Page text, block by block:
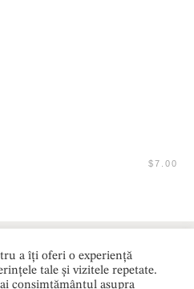
$7.00
/ / /
a îți oferi o experiență
tale și vizitele repetate.
consimțământul asupra